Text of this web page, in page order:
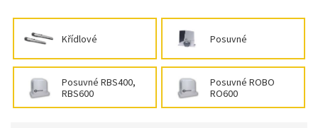
Křídlové Posuvné
Posuvné RBS400,
RBS600
Posuvné ROBO
RO600